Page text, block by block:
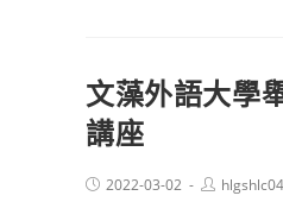
文藻外語大學
講座
Post2022-03-02
Post